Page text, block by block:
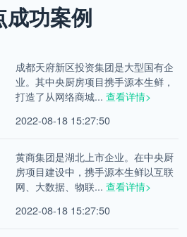
成功案例
成都天府新区投资集团是大型国有企
业。其中央厨房项目携手源本生鲜，
打造了从网络商城...查看详情>
2022-08-18 15:27:50
黄商集团是湖北上市企业。在中央厨
房项目建设中，携手源本生鲜以互联
网、大数据、物联...查看详情>
2022-08-18 15:27:50